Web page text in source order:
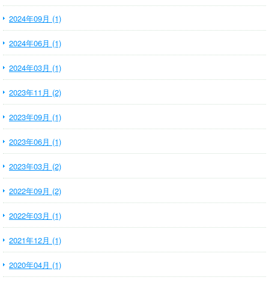
2024年09月 (1)
2024年06月 (1)
2024年03月 (1)
2023年11月 (2)
2023年09月 (1)
2023年06月 (1)
2023年03月 (2)
2022年09月 (2)
2022年03月 (1)
2021年12月 (1)
2020年04月 (1)